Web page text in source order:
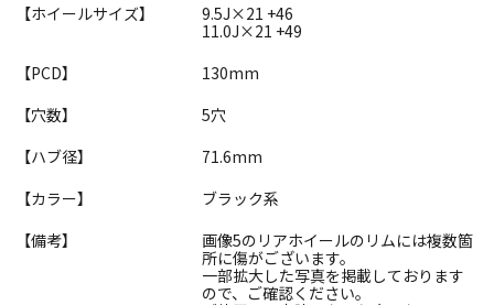
【ホイールサイズ】
9.5J×21 +46
11.0J×21 +49
【PCD】
130mm
【穴数】
5穴
【ハブ径】
71.6mm
【カラー】
ブラック系
【備考】
画像5のリアホイールのリムには複数箇
所に傷がございます。
一部拡大した写真を掲載しております
ので、ご確認ください。